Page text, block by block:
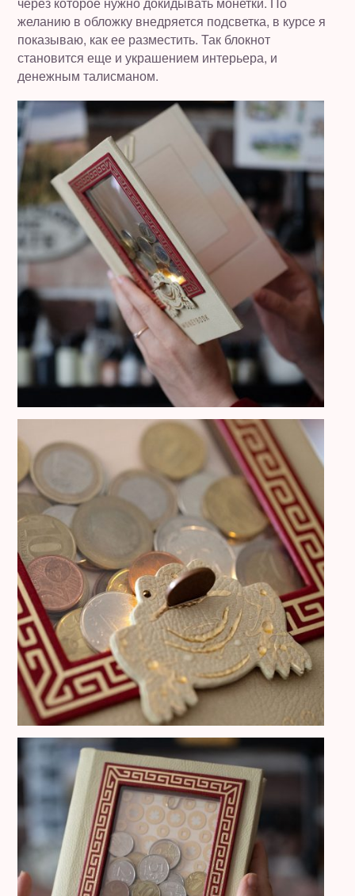
желанию в обложку внедряется подсветка, в курсе я
показываю, как ее разместить. Так блокнот
становится еще и украшением интерьера, и
денежным талисманом.